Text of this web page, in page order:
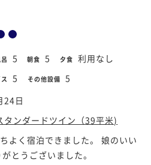
5 朝食 5 夕食 利用なし
5 その他設備 5
24日
タンダードツイン（39平米)
よく宿泊できました。 娘のいい
とうございました。